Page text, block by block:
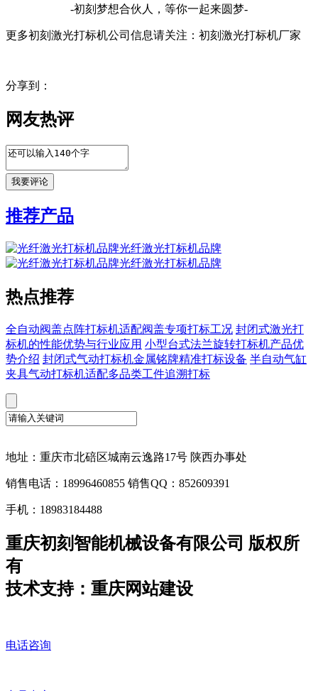
-初刻梦想合伙人，等你一起来圆梦-
更多初刻激光打标机公司信息请关注：初刻激光打标机厂家
分享到：
网友热评
推荐产品
光纤激光打标机品牌
光纤激光打标机品牌
热点推荐
全自动阀盖点阵打标机适配阀盖专项打标工况 封闭式激光打
标机的性能优势与行业应用 小型台式法兰旋转打标机产品优
势介绍 封闭式气动打标机金属铭牌精准打标设备 半自动气缸
夹具气动打标机适配多品类工件追溯打标
地址：重庆市北碚区城南云逸路17号 陕西办事处
销售电话：18996460855 销售QQ：852609391
手机：18983184488
重庆初刻智能机械设备有限公司 版权所
有
技术支持：重庆网站建设
电话咨询